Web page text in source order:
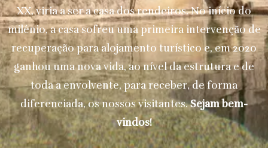
XX, viria a ser a casa dos rendeiros. No início do
milénio, a casa sofreu uma primeira intervenção de
recuperação para alojamento turístico e, em 2020
ganhou uma nova vida, ao nível da estrutura e de
toda a envolvente, para receber, de forma
diferenciada, os nossos visitantes.Sejam bem-
vindos!